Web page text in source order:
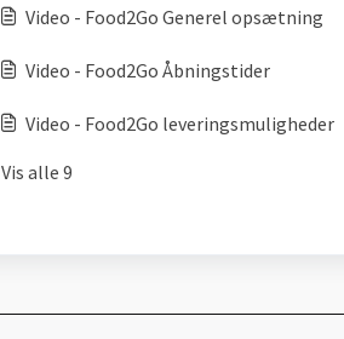
Video - Food2Go Generel opsætning
Video - Food2Go Åbningstider
Video - Food2Go leveringsmuligheder
Vis alle 9